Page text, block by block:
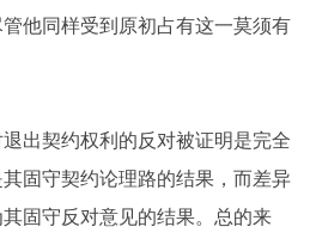
他同样受到原初占有这一莫须有
出契约权利的反对被证明是完全
固守契约论理路的结果，而差异
固守反对意见的结果。总的来